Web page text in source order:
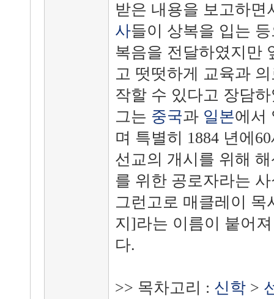
받은 내용을 보고하
사들이 상복을 입는
복음을 전달하였지만
고 떳떳하게 교육과
작할 수 있다고 장담
그는 중국과 일본에서
며 특별히 1884 년에
선교의 개시를 위해
를 위한 공로자라는
그런고로 매클레이
지]라는 이름이 붙어
다.
>> 목차고리 : 신학>